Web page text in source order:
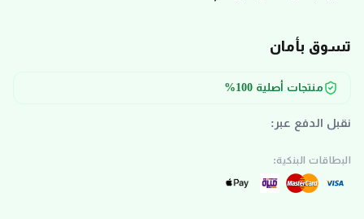
تسوق بأمان
منتجات أصلية 100%
نقبل الدفع عبر:
البطاقات البنكية: